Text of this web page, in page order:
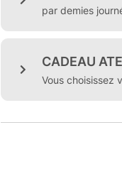
par demies
CADEAU
Vous choisissez